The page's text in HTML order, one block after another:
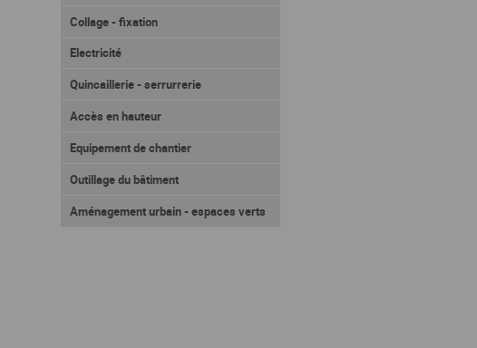
Collage - fixation
Electricité
Quincaillerie - serrurrerie
Accès en hauteur
Equipement de chantier
Outillage du bâtiment
Aménagement urbain - espaces verts